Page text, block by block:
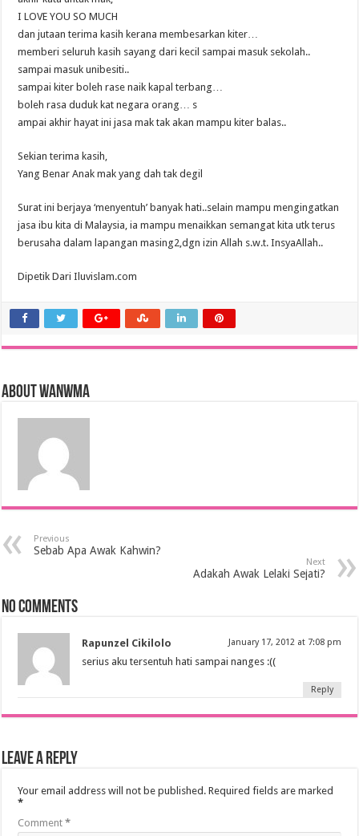
I LOVE YOU SO MUCH
dan jutaan terima kasih kerana membesarkan kiter…
memberi seluruh kasih sayang dari kecil sampai masuk sekolah..
sampai masuk unibesiti..
sampai kiter boleh rase naik kapal terbang…
boleh rasa duduk kat negara orang… s
ampai akhir hayat ini jasa mak tak akan mampu kiter balas..
Sekian terima kasih,
Yang Benar Anak mak yang dah tak degil
Surat ini berjaya ‘menyentuh’ banyak hati..selain mampu mengingatkan
jasa ibu kita di Malaysia, ia mampu menaikkan semangat kita utk terus
berusaha dalam lapangan masing2,dgn izin Allah s.w.t. InsyaAllah..
Dipetik Dari Iluvislam.com
About wanwma
Previous
Sebab Apa Awak Kahwin?
Next
Adakah Awak Lelaki Sejati?
No comments
Rapunzel Cikilolo January 17, 2012 at 7:08 pm
serius aku tersentuh hati sampai nanges :((
Reply
Leave a Reply
Your email address will not be published. Required fields are marked
*
Comment*